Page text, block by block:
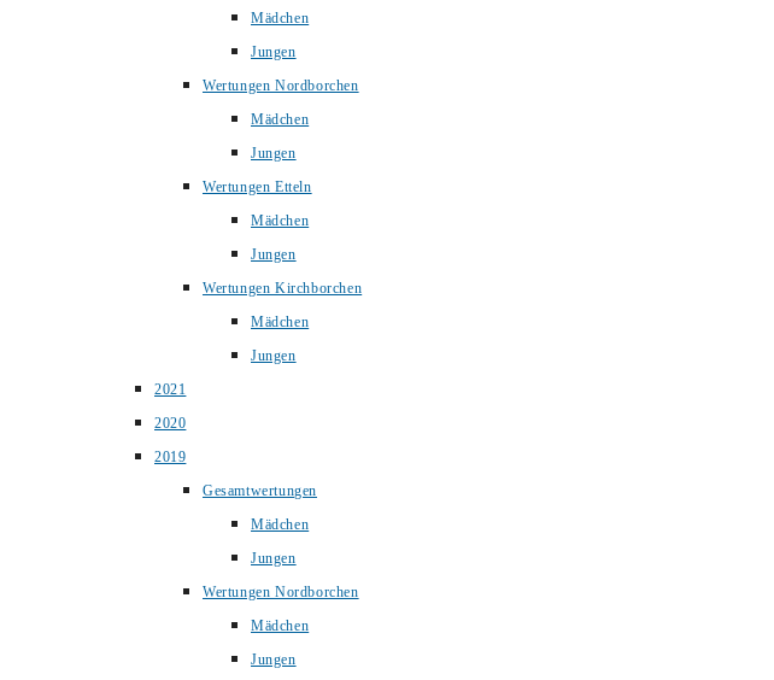
Mädchen
Jungen
Wertungen Nordborchen
Mädchen
Jungen
Wertungen Etteln
Mädchen
Jungen
Wertungen Kirchborchen
Mädchen
Jungen
2021
2020
2019
Gesamtwertungen
Mädchen
Jungen
Wertungen Nordborchen
Mädchen
Jungen